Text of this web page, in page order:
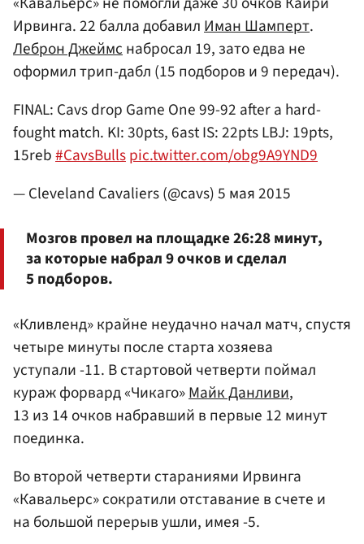
Ирвинга. 22 балла добавилИман Шамперт.
Леброн Джеймснабросал 19, зато едва не
оформил трип-дабл (15 подборов и 9 передач).
FINAL: Cavs drop Game One 99-92 after a hard-
fought match. KI: 30pts, 6ast IS: 22pts LBJ: 19pts,
15reb#CavsBullspic.twitter.com/obg9A9YND9
— Cleveland Cavaliers (@cavs)5 мая 2015
Мозгов провел на площадке 26:28 минут,
за которые набрал 9 очков и сделал
5 подборов.
«Кливленд» крайне неудачно начал матч, спустя
четыре минуты после старта хозяева
уступали -11. В стартовой четверти поймал
кураж форвард «Чикаго»Майк Данливи,
13 из 14 очков набравший в первые 12 минут
поединка.
Во второй четверти стараниями Ирвинга
«Кавальерс» сократили отставание в счете и
на большой перерыв ушли, имея -5.